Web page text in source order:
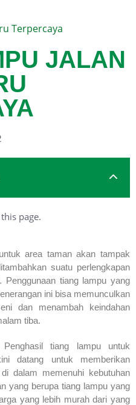
Terpercaya
JALAN
page.
area taman akan tampak
suatu perlengkapan
Penggunaan tiang lampu yang
ini bisa memunculkan
dan menambah keindahan
tiba.
tiang lampu untuk
datang untuk memberikan
dalam memenuhi kebutuhan
yang berupa tiang lampu yang
yang lebih murah dari yang